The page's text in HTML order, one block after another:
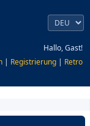
Hallo, Gast!
| Registrierung | Retro